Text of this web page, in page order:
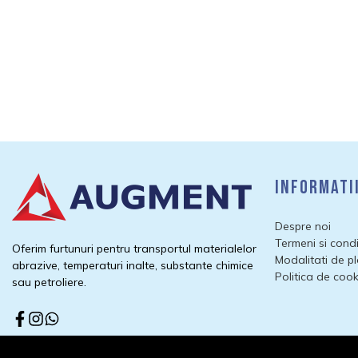
Oferim furtunuri pentru transportul materialelor
abrazive, temperaturi inalte, substante chimice
sau petroliere.
Informatii
Despre noi
Termeni si
Modalitati de
Politica de